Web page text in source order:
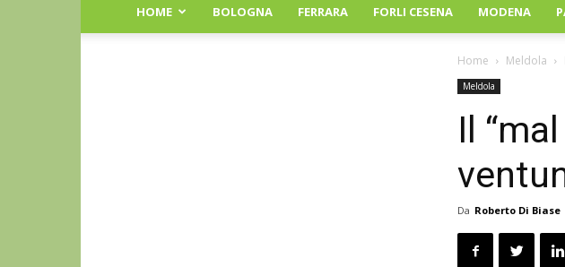
HOME BOLOGNA FERRARA FORLI CESENA MODENA
Home Meldola
Meldola
Il
Da Roberto Di Biase